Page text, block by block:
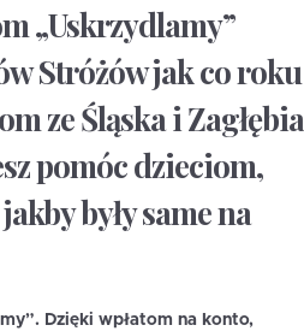
„Uskrzydlamy”
Stróżów jak co roku
ze Śląska i Zagłębia
pomóc dzieciom,
były same na
Dzięki wpłatom na konto,